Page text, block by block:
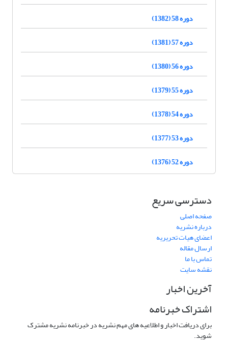
دوره 58 (1382)
دوره 57 (1381)
دوره 56 (1380)
دوره 55 (1379)
دوره 54 (1378)
دوره 53 (1377)
دوره 52 (1376)
دسترسی سریع
صفحه اصلی
درباره نشریه
اعضای هیات تحریریه
ارسال مقاله
تماس با ما
نقشه سایت
آخرین اخبار
اشتراک خبرنامه
برای دریافت اخبار و اطلاعیه های مهم نشریه در خبرنامه نشریه مشترک
شوید.